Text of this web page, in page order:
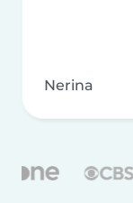
Nerina